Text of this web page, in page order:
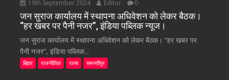
19th September 2024 Editor 0
जन सुराज कार्यालय में स्थापना अधिवेशन को लेकर बैठक।
“हर खबर पर पैनी नजर”, इंडिया पब्लिक न्यूज।
जन सुराज कार्यालय में स्थापना अधिवेशन को लेकर बैठक। “हर खबर पर
पैनी नजर”, इंडिया पब्लिक...
बिहार राजनीतिक राज्य समस्तीपुर